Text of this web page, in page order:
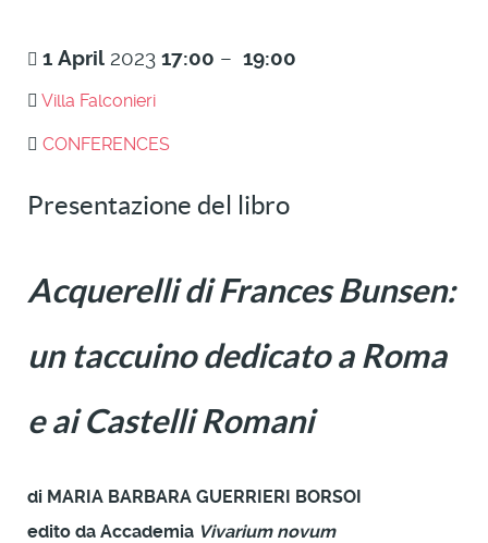
1 April 2023 17:00 – 19:00
Villa Falconieri
CONFERENCES
Presentazione del libro
Acquerelli di Frances Bunsen:
un taccuino dedicato a Roma
e ai Castelli Romani
di MARIA BARBARA GUERRIERI BORSOI
edito da Accademia Vivarium novum